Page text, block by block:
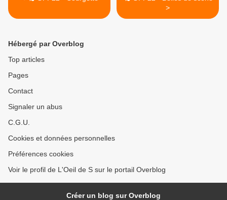
>
Hébergé par Overblog
Top articles
Pages
Contact
Signaler un abus
C.G.U.
Cookies et données personnelles
Préférences cookies
Voir le profil de L'Oeil de S sur le portail Overblog
Créer un blog sur Overblog